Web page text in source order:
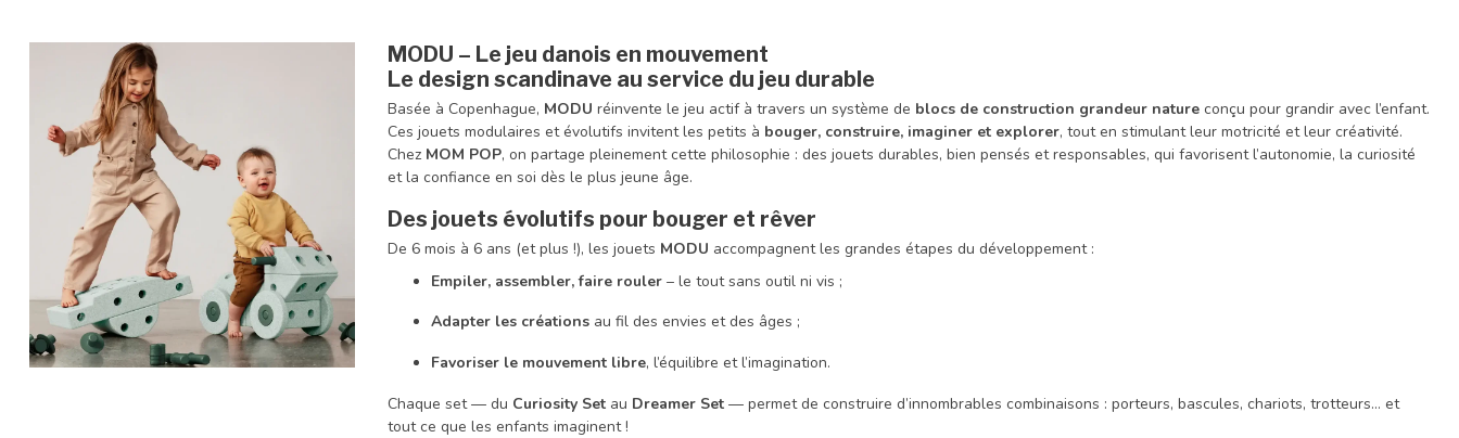
MODU – Le jeu danois en mouvement
Le design scandinave au service du jeu durable
Basée à Copenhague, MODU réinvente le jeu actif à travers un système de blocs de construction grandeur nature conçu pour grandir avec l’enfant.
Ces jouets modulaires et évolutifs invitent les petits à bouger, construire, imaginer et explorer, tout en stimulant leur motricité et leur créativité.
Chez MOM POP, on partage pleinement cette philosophie : des jouets durables, bien pensés et responsables, qui favorisent l’autonomie, la curiosité
et la confiance en soi dès le plus jeune âge.
Des jouets évolutifs pour bouger et rêver
De 6 mois à 6 ans (et plus !), les jouets MODU accompagnent les grandes étapes du développement :
Empiler, assembler, faire rouler – le tout sans outil ni vis ;
Adapter les créations au fil des envies et des âges ;
Favoriser le mouvement libre, l’équilibre et l’imagination.
Chaque set — du Curiosity Set au Dreamer Set — permet de construire d’innombrables combinaisons : porteurs, bascules, chariots, trotteurs… et
tout ce que les enfants imaginent !